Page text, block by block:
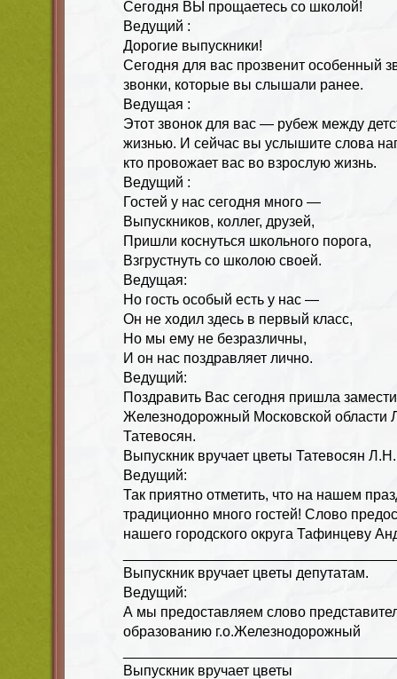
Сегодня ВЫ прощаетесь со школой!
Ведущий :
Дорогие выпускники!
Сегодня для вас прозвенит особенный
звонки, которые вы слышали ранее.
Ведущая :
Этот звонок для вас — рубеж между
жизнью. И сейчас вы услышите слова
кто провожает вас во взрослую жизнь.
Ведущий :
Гостей у нас сегодня много —
Выпускников, коллег, друзей,
Пришли коснуться школьного порога,
Взгрустнуть со школою своей.
Ведущая:
Но гость особый есть у нас —
Он не ходил здесь в первый класс,
Но мы ему не безразличны,
И он нас поздравляет лично.
Ведущий:
Поздравить Вас сегодня пришла
Железнодорожный Московской области
Татевосян.
Выпускник вручает цветы Татевосян Л.Н.
Ведущий:
Так приятно отметить, что на нашем
традиционно много гостей! Слово
нашего городского округа Тафинцеву
Выпускник вручает цветы депутатам.
Ведущий:
А мы предоставляем слово
образованию г.о.Железнодорожный
Выпускник вручает цветы